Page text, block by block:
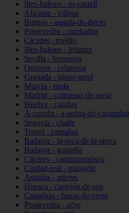
Illes-balears - es-castell
Alicante - villena
Burgos - aranda-de-duero
Pontevedra - cambados
Cáceres - trujillo
Illes-balears - felanitx
Sevilla - bormujos
Ourense - celanova
Granada - pinos-genil
Murcia - mula
Madrid - colmenar-de-oreja
Huelva - calañas
A-coruña - a-pobra-do-caramiñal
Segovia - chañe
Teruel - camañas
Badajoz - la-roca-de-la-sierra
Badajoz - guareña
Cáceres - caminomorisco
Ciudad-real - malagón
Asturias - mieres
Huesca - castejón-de-sos
Cantabria - hazas-de-cesto
Pontevedra - arbo